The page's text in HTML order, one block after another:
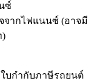
ซ์
จากไฟแนนซ์ (อาจมี
)
บกำกับภาษีรถยนต์